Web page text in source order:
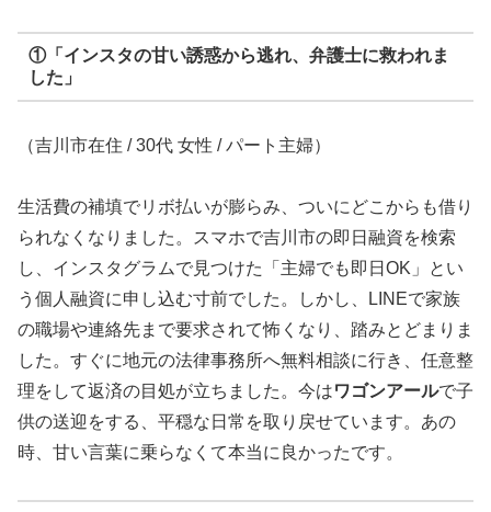
①「インスタの甘い誘惑から逃れ、弁護士に救われま
した」
（吉川市在住 / 30代 女性 / パート主婦）
生活費の補填でリボ払いが膨らみ、ついにどこからも借り
られなくなりました。スマホで吉川市の即日融資を検索
し、インスタグラムで見つけた「主婦でも即日OK」とい
う個人融資に申し込む寸前でした。しかし、LINEで家族
の職場や連絡先まで要求されて怖くなり、踏みとどまりま
した。すぐに地元の法律事務所へ無料相談に行き、任意整
理をして返済の目処が立ちました。今はワゴンアールで子
供の送迎をする、平穏な日常を取り戻せています。あの
時、甘い言葉に乗らなくて本当に良かったです。